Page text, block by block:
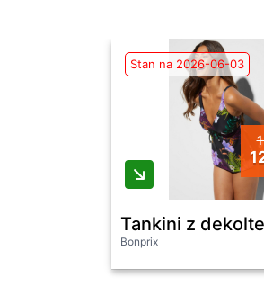
Stan na 2026-06-03
Tankini z
Bonprix